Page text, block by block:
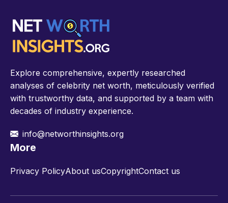
Explore comprehensive, expertly researched
analyses of celebrity net worth, meticulously verified
with trustworthy data, and supported by a team with
decades of industry experience.
info@networthinsights.org
More
Privacy PolicyAbout usCopyrightContact us